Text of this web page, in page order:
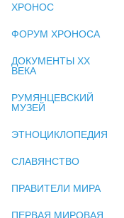
ХРОНОС
ФОРУМ ХРОНОСА
ДОКУМЕНТЫ XX
ВЕКА
РУМЯНЦЕВСКИЙ
МУЗЕЙ
ЭТНОЦИКЛОПЕДИЯ
СЛАВЯНСТВО
ПРАВИТЕЛИ МИРА
ПЕРВАЯ МИРОВАЯ